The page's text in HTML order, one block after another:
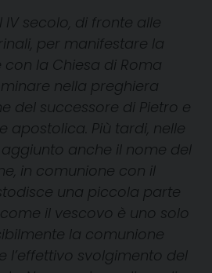
IV secolo, di fronte alle
per manifestare la
la Chiesa di Roma
nella preghiera
del successore di Pietro e
apostolica. Più tardi, nelle
anche il nome del
in comunione con il
una piccola parte
il vescovo è uno solo
la comunione
l’effettivo svolgimento del